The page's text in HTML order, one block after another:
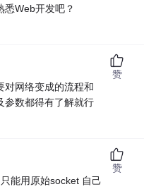
悉Web开发吧？
对网络变成的流程和
参数都得有了解就行
赞
能用原始socket 自己
赞